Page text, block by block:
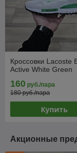
Кроссовки Lacoste
Active White Green
160 руб./пара
180 руб./пара
Купить
Акционные